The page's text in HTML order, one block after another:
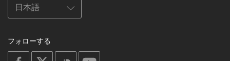
フォローする
on